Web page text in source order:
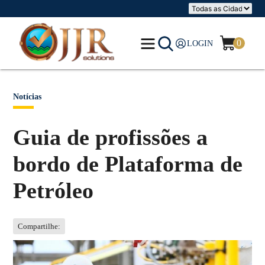
LOGIN 0
Notícias
Guia de profissões a
bordo de Plataforma de
Petróleo
Compartilhe: